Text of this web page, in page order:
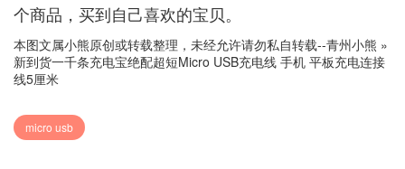
个商品，买到自己喜欢的宝贝。
本图文属小熊原创或转载整理，未经允许请勿私自转载--青州小熊 »
新到货一千条充电宝绝配超短Micro USB充电线 手机 平板充电连接
线5厘米
micro usb